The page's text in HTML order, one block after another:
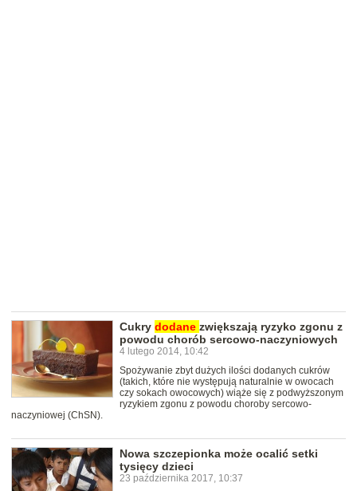
Cukry dodane zwiększają ryzyko zgonu z
powodu chorób sercowo-naczyniowych
4 lutego 2014, 10:42
Spożywanie zbyt dużych ilości dodanych cukrów
(takich, które nie występują naturalnie w owocach
czy sokach owocowych) wiąże się z podwyższonym
ryzykiem zgonu z powodu choroby sercowo-
naczyniowej (ChSN).
Nowa szczepionka może ocalić setki
tysięcy dzieci
23 października 2017, 10:37